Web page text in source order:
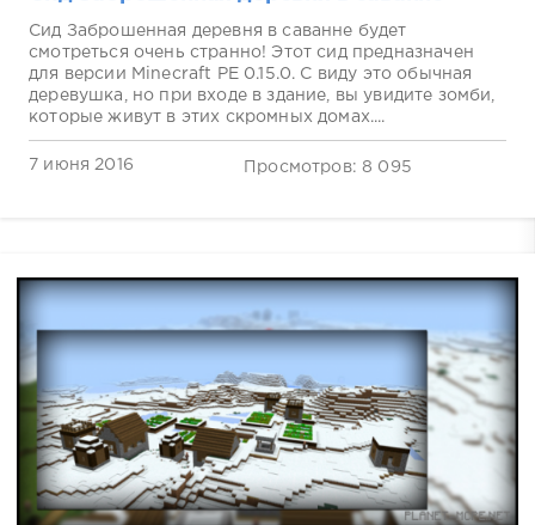
Сид Заброшенная деревня в саванне будет
смотреться очень странно! Этот сид предназначен
для версии Minecraft PE 0.15.0. С виду это обычная
деревушка, но при входе в здание, вы увидите зомби,
которые живут в этих скромных домах....
7 июня 2016 Просмотров: 8 095